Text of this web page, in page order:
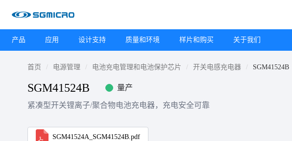
产品 应用 设计支持 质量和环境 样片和购买 关于我们
首页 电源管理 电池充电管理和电池保护芯片 开关电感充电器 SGM41524B
SGM41524B 量产
紧凑型开关锂离子/聚合物电池充电器，充电安全可靠
SGM41524A_SGM41524B.pdf